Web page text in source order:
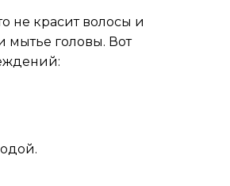
не красит волосы и
головы. Вот